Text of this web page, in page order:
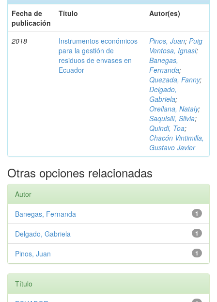
Fecha de
publicación
Título Autor(es)
2018
Instrumentos económicos
para la gestión de
residuos de envases en
Ecuador
Pinos, Juan; Puig
Ventosa, Ignasi;
Banegas,
Fernanda;
Quezada, Fanny;
Delgado,
Gabriela;
Orellana, Nataly;
Saquisilí, Silvia;
Quindi, Toa;
Chacón Vintimilla,
Gustavo Javier
Otras opciones relacionadas
Autor
1
Banegas, Fernanda
1
Delgado, Gabriela
1
Pinos, Juan
Título